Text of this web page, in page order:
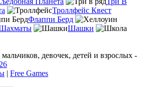
Троллфейс Квест
Флаппи Берд
Шашки
девочек, детей и взрослых -
| Free Games